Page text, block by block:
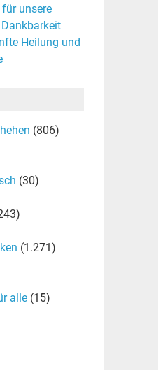
unsere
Heilung und
(806)
(30)
(1.271)
alle(15)